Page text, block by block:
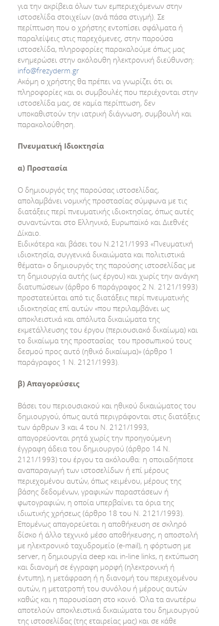
για την ακρίβεια όλων των εμπεριεχόμενων στην
ιστοσελίδα στοιχείων (ανά πάσα στιγμή). Σε
περίπτωση που ο χρήστης εντοπίσει σφάλματα ή
παραλείψεις στις παρεχόμενες, στην παρούσα
ιστοσελίδα, πληροφορίες παρακαλούμε όπως μας
ενημερώσει στην ακόλουθη ηλεκτρονική διεύθυνση:
info@frezyderm.gr
Ακόμη ο χρήστης θα πρέπει να γνωρίζει ότι οι
πληροφορίες και οι συμβουλές που περιέχονται στην
ιστοσελίδα μας, σε καμία περίπτωση, δεν
υποκαθιστούν την ιατρική διάγνωση, συμβουλή και
παρακολούθηση.
Πνευματική Ιδιοκτησία
α) Προστασία
Ο δημιουργός της παρούσας ιστοσελίδας,
απολαμβάνει νομικής προστασίας σύμφωνα με τις
διατάξεις περί πνευματικής ιδιοκτησίας, όπως αυτές
συναντώνται στο Ελληνικό, Ευρωπαϊκό και Διεθνές
Δίκαιο.
Ειδικότερα και βάσει του Ν.2121/1993 «Πνευματική
ιδιοκτησία, συγγενικά δικαιώματα και πολιτιστικά
θέματα» ο δημιουργός της παρούσης ιστοσελίδας με
τη δημιουργία αυτής (ως έργου) και χωρίς την ανάγκη
διατυπώσεων (άρθρο 6 παράγραφος 2 Ν. 2121/1993)
προστατεύεται από τις διατάξεις περί πνευματικής
ιδιοκτησίας επί αυτών «που περιλαμβάνει ως
αποκλειστικά και απόλυτα δικαιώματα της
εκμετάλλευσης του έργου (περιουσιακό δικαίωμα) και
το δικαίωμα της προστασίας του προσωπικού τους
δεσμού προς αυτό (ηθικό δικαίωμα)» (άρθρο 1
παράγραφος 1 Ν. 2121/1993).
β) Απαγορεύσεις
Βάσει του περιουσιακού και ηθικού δικαιώματος του
δημιουργού, όπως αυτά περιγράφονται στις διατάξεις
των άρθρων 3 και 4 του Ν. 2121/1993,
απαγορεύονται ρητά χωρίς την προηγούμενη
έγγραφη άδεια του δημιουργού (άρθρο 14 Ν.
2121/1993) του έργου τα ακόλουθα: η οποιαδήποτε
αναπαραγωγή των ιστοσελίδων ή επί μέρους
περιεχομένου αυτών, όπως κειμένου, μέρους της
βάσης δεδομένων, γραφικών παραστάσεων ή
φωτογραφιών, η οποία υπερβαίνει τα όρια της
ιδιωτικής χρήσεως (άρθρο 18 του Ν. 2121/1993).
Επομένως απαγορεύεται η αποθήκευση σε σκληρό
δίσκο ή άλλο τεχνικό μέσο αποθήκευσης, η αποστολή
με ηλεκτρονικό ταχυδρομείο (e-mail), η φόρτωση με
server, η δημιουργία deep και in-line links, η εκτύπωση
και διανομή σε έγγραφη μορφή (ηλεκτρονική ή
έντυπη), η μετάφραση ή η διανομή του περιεχομένου
αυτών, η μετατροπή του συνόλου ή μέρους αυτών
καθώς και η παρουσίαση στο κοινό. Όλα τα ανωτέρω
αποτελούν αποκλειστικά δικαιώματα του δημιουργού
της ιστοσελίδας (της εταιρείας μας) και σε κάθε